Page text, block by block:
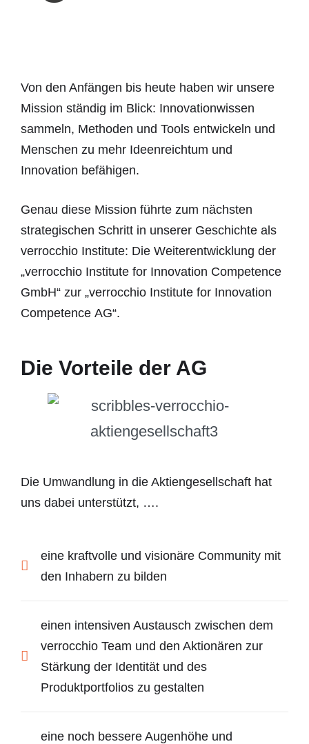
Von den Anfängen bis heute haben wir unsere
Mission ständig im Blick: Innovationwissen
sammeln, Methoden und Tools entwickeln und
Menschen zu mehr Ideenreichtum und
Innovation befähigen.
Genau diese Mission führte zum nächsten
strategischen Schritt in unserer Geschichte als
verrocchio Institute: Die Weiterentwicklung der
„verrocchio Institute for Innovation Competence
GmbH“ zur „verrocchio Institute for Innovation
Competence AG“.
Die Vorteile der AG
Die Umwandlung in die Aktiengesellschaft hat
uns dabei unterstützt, ….
eine kraftvolle und visionäre Community mit
den Inhabern zu bilden
einen intensiven Austausch zwischen dem
verrocchio Team und den Aktionären zur
Stärkung der Identität und des
Produktportfolios zu gestalten
eine noch bessere Augenhöhe und